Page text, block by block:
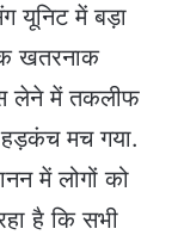
यूनिट में बड़ा
खतरनाक
लेने में तकलीफ
मच गया.
में लोगों को
है कि सभी